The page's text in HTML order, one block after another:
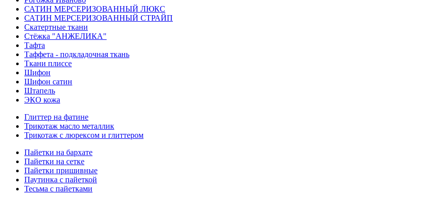
САТИН МЕРСЕРИЗОВАННЫЙ ЛЮКС
САТИН МЕРСЕРИЗОВАННЫЙ СТРАЙП
Скатертные ткани
Стёжка "АНЖЕЛИКА"
Тафта
Таффета - подкладочная ткань
Ткани плиссе
Шифон
Шифон сатин
Штапель
ЭКО кожа
Глиттер на фатине
Трикотаж масло металлик
Трикотаж с люрексом и глиттером
Пайетки на бархате
Пайетки на сетке
Пайетки пришивные
Паутинка с пайеткой
Тесьма с пайетками